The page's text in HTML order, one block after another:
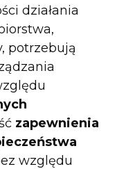
działania
potrzebują
zapewnienia
względu